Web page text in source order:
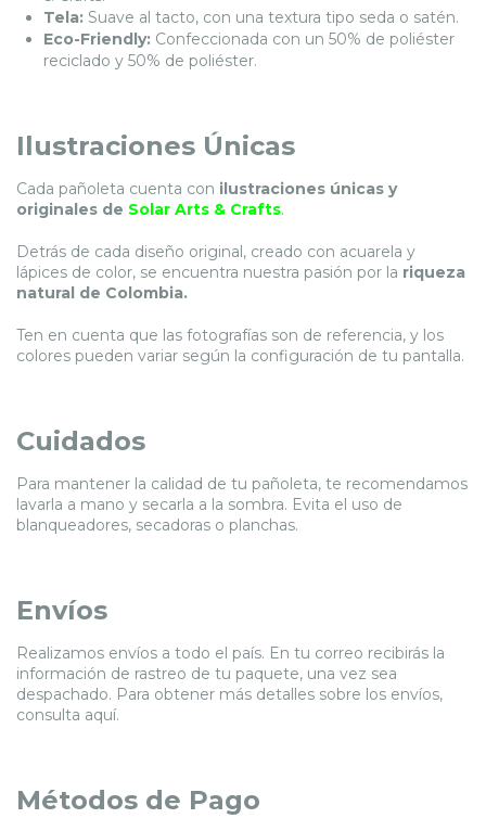
Tela: Suave al tacto, con una textura tipo seda o satén.
Eco-Friendly: Confeccionada con un 50% de poliéster
reciclado y 50% de poliéster.
Ilustraciones Únicas
Cada pañoleta cuenta con ilustraciones únicas y
originales de Solar Arts & Crafts.
Detrás de cada diseño original, creado con acuarela y
lápices de color, se encuentra nuestra pasión por la riqueza
natural de Colombia.
Ten en cuenta que las fotografías son de referencia, y los
colores pueden variar según la configuración de tu pantalla.
Cuidados
Para mantener la calidad de tu pañoleta, te recomendamos
lavarla a mano y secarla a la sombra. Evita el uso de
blanqueadores, secadoras o planchas.
Envíos
Realizamos envíos a todo el país. En tu correo recibirás la
información de rastreo de tu paquete, una vez sea
despachado. Para obtener más detalles sobre los envíos,
consulta aquí.
Métodos de Pago